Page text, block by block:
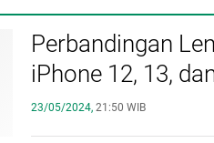
Perbandingan
iPhone 12, 13,
23/05/2024, 21:50 WIB